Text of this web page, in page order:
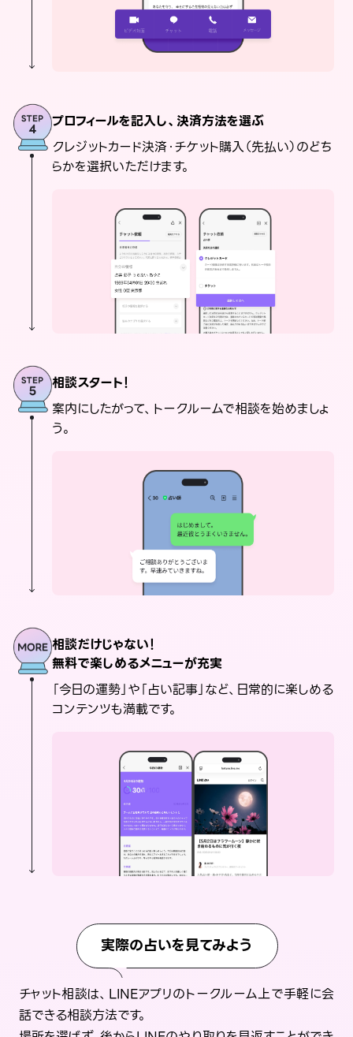
プロフィールを記入し、決済方法を選ぶ
クレジットカード決済・チケット購入（先払い）のどち
らかを選択いただけます。
相談スタート！
案内にしたがって、トークルームで相談を始めましょ
う。
相談だけじゃない！
無料で楽しめるメニューが充実
「今日の運勢」や「占い記事」など、日常的に楽しめる
コンテンツも満載です。
実際の占いを見てみよう
チャット相談は、LINEアプリのトークルーム上で手軽に会
話できる相談方法です。